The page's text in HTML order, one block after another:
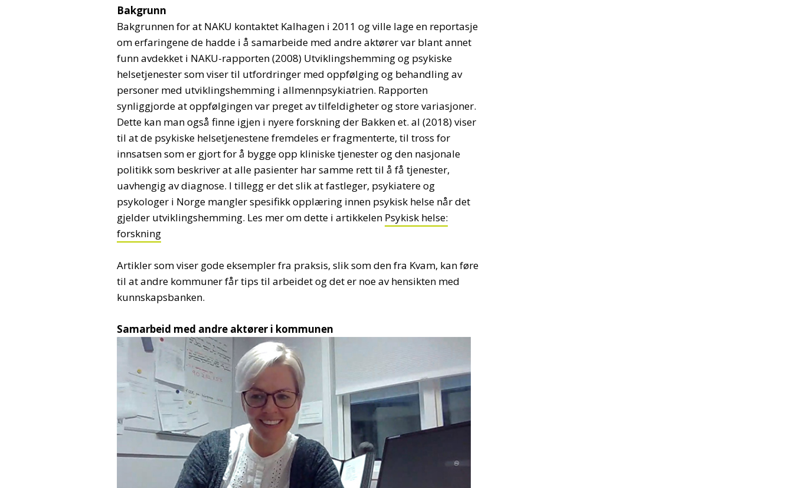
Bakgrunn
Bakgrunnen for at NAKU kontaktet Kalhagen i 2011 og ville lage en reportasje
om erfaringene de hadde i å samarbeide med andre aktører var blant annet
funn avdekket i NAKU-rapporten (2008) Utviklingshemming og psykiske
helsetjenester som viser til utfordringer med oppfølging og behandling av
personer med utviklingshemming i allmennpsykiatrien. Rapporten
synliggjorde at oppfølgingen var preget av tilfeldigheter og store variasjoner.
Dette kan man også finne igjen i nyere forskning der Bakken et. al (2018) viser
til at de psykiske helsetjenestene fremdeles er fragmenterte, til tross for
innsatsen som er gjort for å bygge opp kliniske tjenester og den nasjonale
politikk som beskriver at alle pasienter har samme rett til å få tjenester,
uavhengig av diagnose. I tillegg er det slik at fastleger, psykiatere og
psykologer i Norge mangler spesifikk opplæring innen psykisk helse når det
gjelder utviklingshemming. Les mer om dette i artikkelen Psykisk helse:
forskning
Artikler som viser gode eksempler fra praksis, slik som den fra Kvam, kan føre
til at andre kommuner får tips til arbeidet og det er noe av hensikten med
kunnskapsbanken.
Samarbeid med andre aktører i kommunen